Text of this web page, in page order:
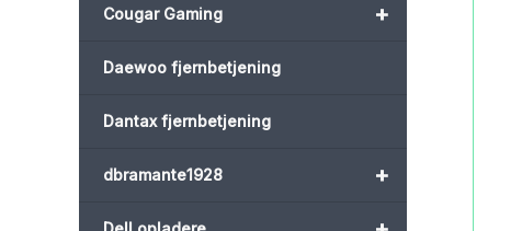
+
Cougar Gaming
Daewoo fjernbetjening
Dantax fjernbetjening
+
dbramante1928